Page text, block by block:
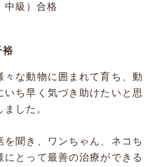
中級）合格
裕
々な動物に囲まれて育ち、動
いち早く気づき助けたいと思
した。
を聞き、ワンちゃん、ネコち
にとって最善の治療ができる